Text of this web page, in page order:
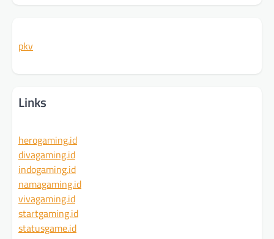
pkv
Links
herogaming.id
divagaming.id
indogaming.id
namagaming.id
vivagaming.id
startgaming.id
statusgame.id